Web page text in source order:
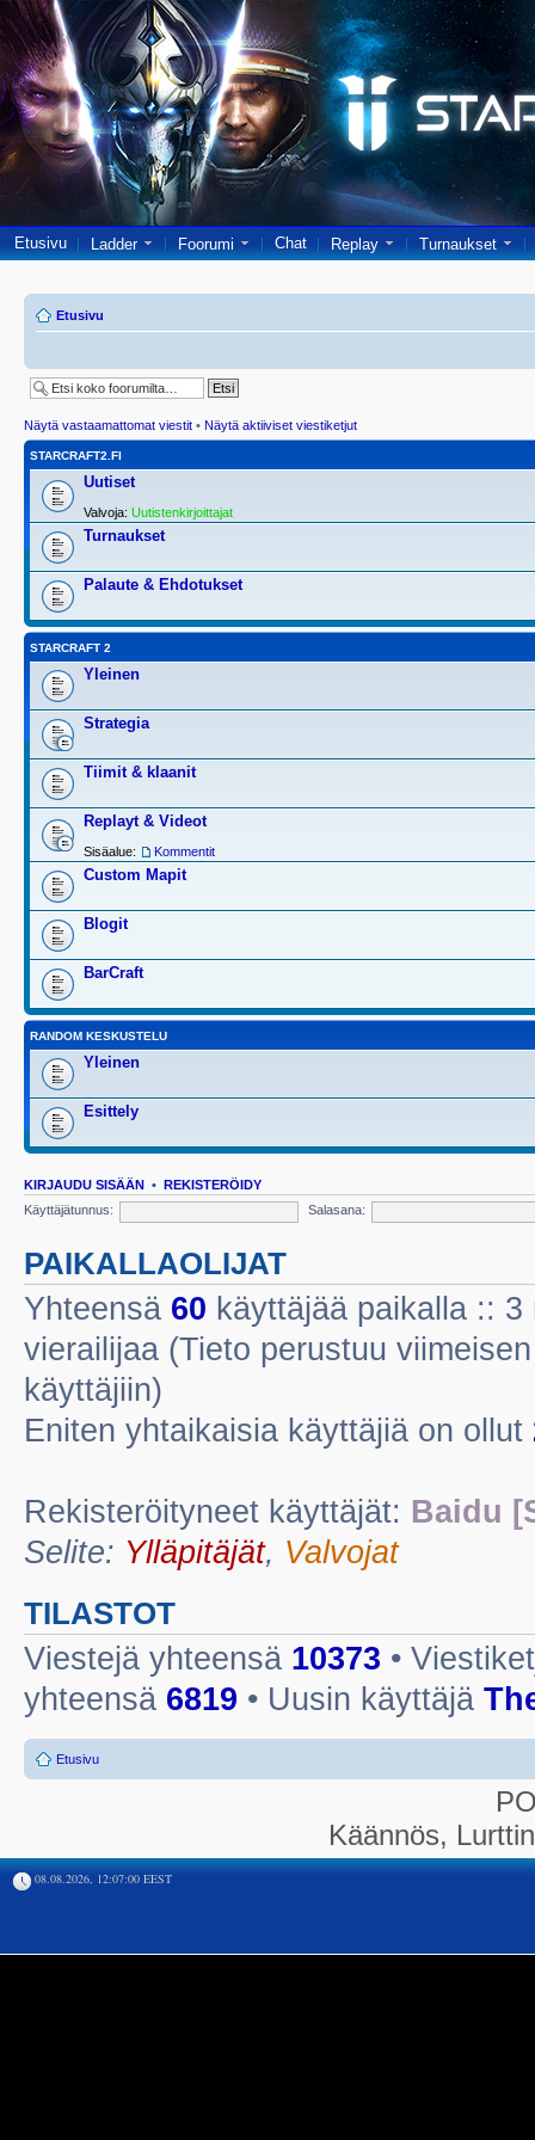
Etusivu Ladder Foorumi Chat Replay Turnaukset
Etusivu
Näytä vastaamattomat viestit • Näytä aktiiviset viestiketjut
STARCRAFT2.FI
Uutiset
Valvoja: Uutistenkirjoittajat
Turnaukset
Palaute & Ehdotukset
STARCRAFT 2
Yleinen
Strategia
Tiimit & klaanit
Replayt & Videot
Sisäalue: Kommentit
Custom Mapit
Blogit
BarCraft
RANDOM KESKUSTELU
Yleinen
Esittely
KIRJAUDU SISÄÄN • REKISTERÖIDY
Käyttäjätunnus:
Salasana:
PAIKALLAOLIJAT
Yhteensä 60 käyttäjää paikalla ::
vierailijaa (Tieto perustuu
käyttäjiin)
Eniten yhtaikaisia käyttäjiä on ollut
Rekisteröityneet käyttäjät: Baidu
Selite: Ylläpitäjät, Valvojat
TILASTOT
Viestejä yhteensä 10373 •
yhteensä 6819 • Uusin käyttäjä
Etusivu
Käännös,
08.08.2026, 12:07:00 EEST